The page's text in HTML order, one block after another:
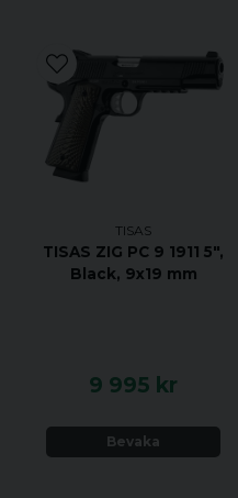
TISAS
TISAS ZIG PC 9 1911 5",
Black, 9x19 mm
9 995 kr
Bevaka